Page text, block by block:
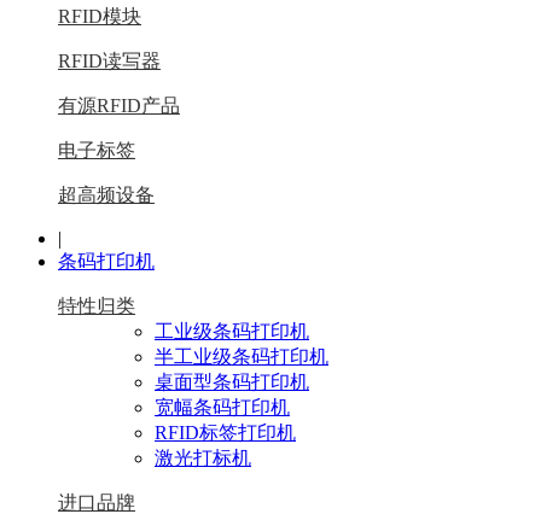
RFID模块
RFID读写器
有源RFID产品
电子标签
超高频设备
|
条码打印机
特性归类
工业级条码打印机
半工业级条码打印机
桌面型条码打印机
宽幅条码打印机
RFID标签打印机
激光打标机
进口品牌